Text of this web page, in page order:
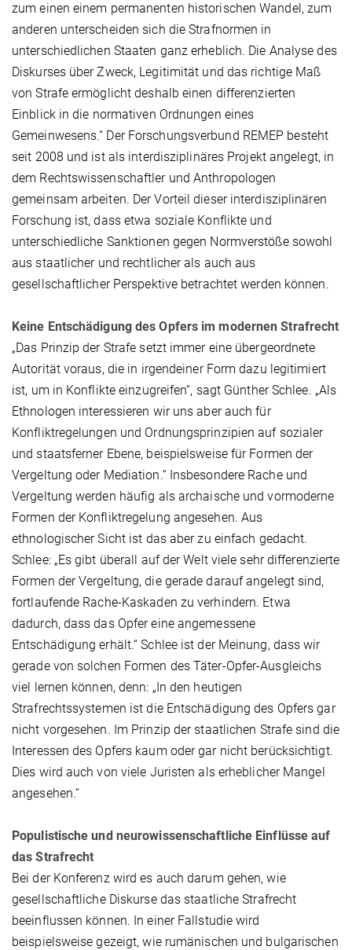
zum einen einem permanenten historischen Wandel, zum
anderen unterscheiden sich die Strafnormen in
unterschiedlichen Staaten ganz erheblich. Die Analyse des
Diskurses über Zweck, Legitimität und das richtige Maß
von Strafe ermöglicht deshalb einen differenzierten
Einblick in die normativen Ordnungen eines
Gemeinwesens.“ Der Forschungsverbund REMEP besteht
seit 2008 und ist als interdisziplinäres Projekt angelegt, in
dem Rechtswissenschaftler und Anthropologen
gemeinsam arbeiten. Der Vorteil dieser interdisziplinären
Forschung ist, dass etwa soziale Konflikte und
unterschiedliche Sanktionen gegen Normverstöße sowohl
aus staatlicher und rechtlicher als auch aus
gesellschaftlicher Perspektive betrachtet werden können.
Keine Entschädigung des Opfers im modernen Strafrecht
„Das Prinzip der Strafe setzt immer eine übergeordnete
Autorität voraus, die in irgendeiner Form dazu legitimiert
ist, um in Konflikte einzugreifen“, sagt Günther Schlee. „Als
Ethnologen interessieren wir uns aber auch für
Konfliktregelungen und Ordnungsprinzipien auf sozialer
und staatsferner Ebene, beispielsweise für Formen der
Vergeltung oder Mediation.“ Insbesondere Rache und
Vergeltung werden häufig als archaische und vormoderne
Formen der Konfliktregelung angesehen. Aus
ethnologischer Sicht ist das aber zu einfach gedacht.
Schlee: „Es gibt überall auf der Welt viele sehr differenzierte
Formen der Vergeltung, die gerade darauf angelegt sind,
fortlaufende Rache-Kaskaden zu verhindern. Etwa
dadurch, dass das Opfer eine angemessene
Entschädigung erhält.“ Schlee ist der Meinung, dass wir
gerade von solchen Formen des Täter-Opfer-Ausgleichs
viel lernen können, denn: „In den heutigen
Strafrechtssystemen ist die Entschädigung des Opfers gar
nicht vorgesehen. Im Prinzip der staatlichen Strafe sind die
Interessen des Opfers kaum oder gar nicht berücksichtigt.
Dies wird auch von viele Juristen als erheblicher Mangel
angesehen.“
Populistische und neurowissenschaftliche Einflüsse auf
das Strafrecht
Bei der Konferenz wird es auch darum gehen, wie
gesellschaftliche Diskurse das staatliche Strafrecht
beeinflussen können. In einer Fallstudie wird
beispielsweise gezeigt, wie rumänischen und bulgarischen